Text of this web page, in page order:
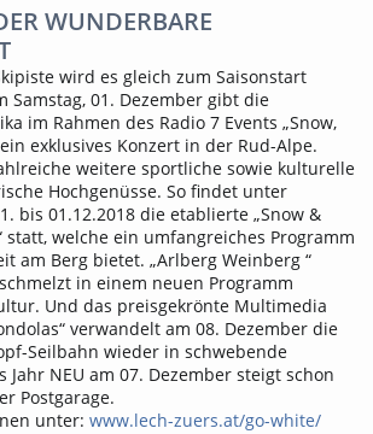
WUNDERBARE
wird es gleich zum Saisonstart
Samstag, 01. Dezember gibt die
im Rahmen des Radio 7 Events „Snow,
exklusives Konzert in der Rud-Alpe.
weitere sportliche sowie kulturelle
Hochgenüsse. So findet unter
bis 01.12.2018 die etablierte „Snow &
statt, welche ein umfangreiches Programm
am Berg bietet. „Arlberg Weinberg “
in einem neuen Programm
Und das preisgekrönte Multimedia
verwandelt am 08. Dezember die
Seilbahn wieder in schwebende
Jahr NEU am 07. Dezember steigt schon
Postgarage.
unter: www.lech-zuers.at/go-white/